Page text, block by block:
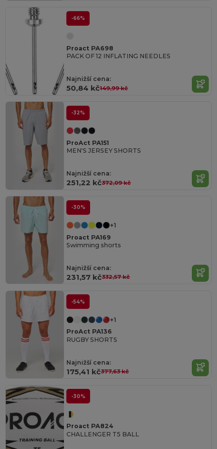
-66%
Proact PA698
PACK OF 12 INFLATING NEEDLES
Najnižší cena:
50,84 kč149,99 kč
-32%
ProAct PA151
MEN'S JERSEY SHORTS
Najnižší cena:
251,22 kč372,09 kč
-30%
+1
Proact PA169
Swimming shorts
Najnižší cena:
231,57 kč332,57 kč
-54%
+1
ProAct PA136
RUGBY SHORTS
Najnižší cena:
175,41 kč377,63 kč
-30%
Proact PA824
CHALLENGER T5 BALL